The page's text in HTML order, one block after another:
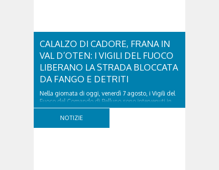
CALALZO DI CADORE, FRANA IN
VAL D’OTEN: I VIGILI DEL FUOCO
LIBERANO LA STRADA BLOCCATA
DA FANGO E DETRITI
Nella giornata di oggi, venerdì 7 agosto, i Vigili del
Fuoco del Comando di Belluno sono intervenuti in
località Diassa, in Val d’Oten, nel comune di Calalzo
di Cadore, per liberare una strada rimasta bloccata
NOTIZIE